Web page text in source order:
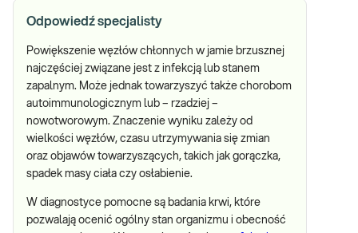
Odpowiedź specjalisty
Powiększenie węzłów chłonnych w jamie brzusznej
najczęściej związane jest z infekcją lub stanem
zapalnym. Może jednak towarzyszyć także chorobom
autoimmunologicznym lub – rzadziej –
nowotworowym. Znaczenie wyniku zależy od
wielkości węzłów, czasu utrzymywania się zmian
oraz objawów towarzyszących, takich jak gorączka,
spadek masy ciała czy osłabienie.
W diagnostyce pomocne są badania krwi, które
pozwalają ocenić ogólny stan organizmu i obecność